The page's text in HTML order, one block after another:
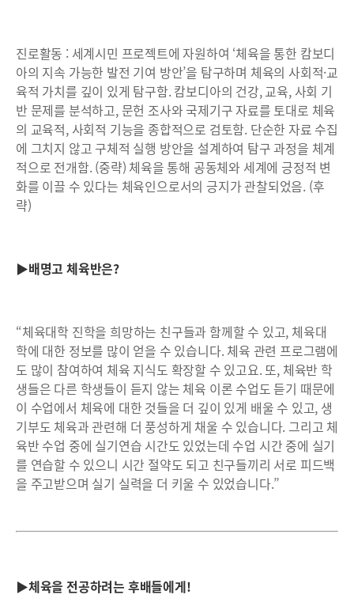
진로활동 : 세계시민 프로젝트에 자원하여 ‘체육을 통한 캄보디
아의 지속 가능한 발전 기여 방안’을 탐구하며 체육의 사회적·교
육적 가치를 깊이 있게 탐구함. 캄보디아의 건강, 교육, 사회 기
반 문제를 분석하고, 문헌 조사와 국제기구 자료를 토대로 체육
의 교육적, 사회적 기능을 종합적으로 검토함. 단순한 자료 수집
에 그치지 않고 구체적 실행 방안을 설계하여 탐구 과정을 체계
적으로 전개함. (중략) 체육을 통해 공동체와 세계에 긍정적 변
화를 이끌 수 있다는 체육인으로서의 긍지가 관찰되었음. (후
략)
▶배명고 체육반은?
“체육대학 진학을 희망하는 친구들과 함께할 수 있고, 체육대
학에 대한 정보를 많이 얻을 수 있습니다. 체육 관련 프로그램에
도 많이 참여하여 체육 지식도 확장할 수 있고요. 또, 체육반 학
생들은 다른 학생들이 듣지 않는 체육 이론 수업도 듣기 때문에
이 수업에서 체육에 대한 것들을 더 깊이 있게 배울 수 있고, 생
기부도 체육과 관련해 더 풍성하게 채울 수 있습니다. 그리고 체
육반 수업 중에 실기연습 시간도 있었는데 수업 시간 중에 실기
를 연습할 수 있으니 시간 절약도 되고 친구들끼리 서로 피드백
을 주고받으며 실기 실력을 더 키울 수 있었습니다.”
▶체육을 전공하려는 후배들에게!